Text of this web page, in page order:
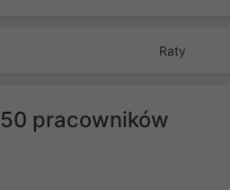
Raty
pracowników